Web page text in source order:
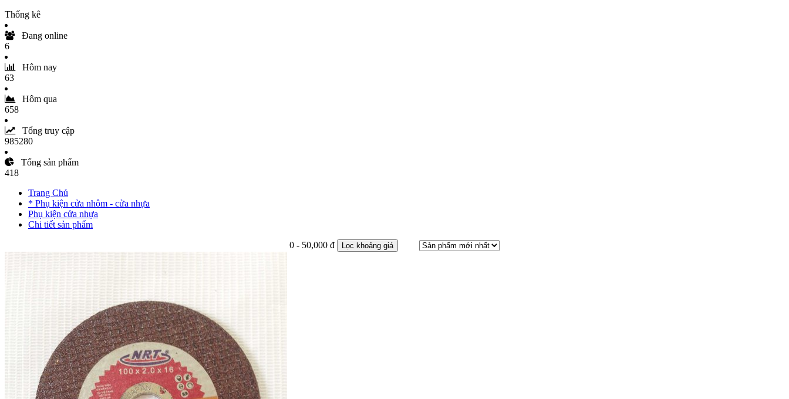
Thống kê
Đang online
6
Hôm nay
63
Hôm qua
658
Tổng truy cập
985280
Tổng sản phẩm
418
Trang Chủ
* Phụ kiện cửa nhôm - cửa nhựa
Phụ kiện cửa nhựa
Chi tiết sản phẩm
0 - 50,000 đ Lọc khoảng giá